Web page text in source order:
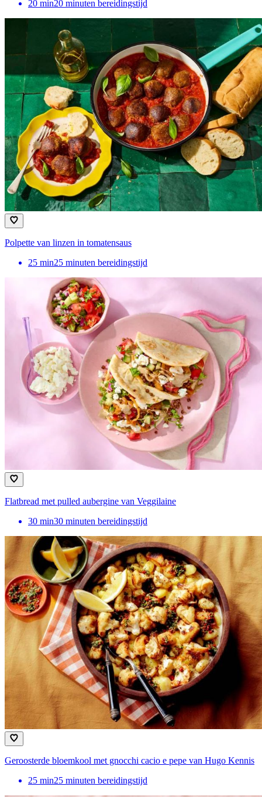
20 min20 minuten bereidingstijd
Polpette van linzen in tomatensaus
25 min25 minuten bereidingstijd
Flatbread met pulled aubergine van Veggilaine
30 min30 minuten bereidingstijd
Geroosterde bloemkool met gnocchi cacio e pepe van Hugo Kennis
25 min25 minuten bereidingstijd